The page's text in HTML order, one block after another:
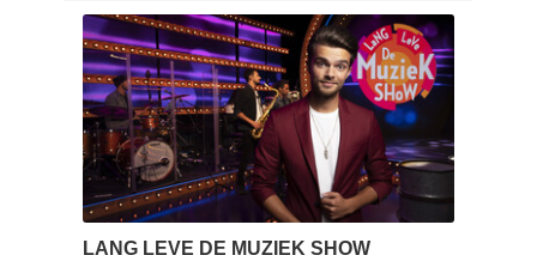
LANG LEVE DE MUZIEK SHOW